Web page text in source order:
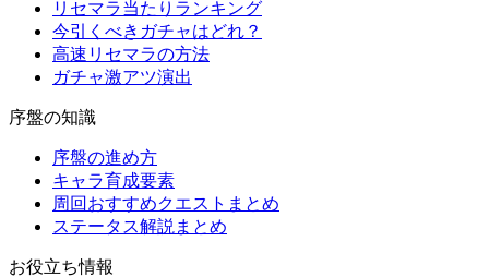
リセマラ当たりランキング
今引くべきガチャはどれ？
高速リセマラの方法
ガチャ激アツ演出
序盤の知識
序盤の進め方
キャラ育成要素
周回おすすめクエストまとめ
ステータス解説まとめ
お役立ち情報